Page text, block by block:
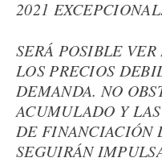
2021 EXCEPCIONAL.
SERÁ POSIBLE
LOS PRECIOS
DEMANDA. NO
ACUMULADO Y
DE FINANCIACIÓN
SEGUIRÁN